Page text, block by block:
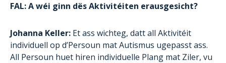
FAL: A wéi ginn dës Aktivitéiten erausgesicht?
Johanna Keller: Et ass wichteg, datt all Aktivitéit
individuell op d’Persoun mat Autismus ugepasst ass.
All Persoun huet hiren individuelle Plang mat Ziler, vu